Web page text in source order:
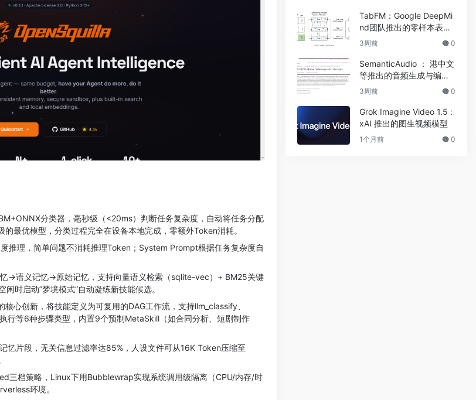
分类器，毫秒级（<20ms）判断任务复杂度，自动将任务分配
最优模型，分类过程完全在设备本地完成，零额外Token消耗。
度推理，简单问题不消耗推理Token；System Prompt根据任务复杂度自
→语义记忆→原始记忆，支持向量语义检索（sqlite-vec）+ BM25关键
时启动”梦境模式”自动凝练新技能候选。
心创新，将技能定义为可复用的DAG工作流，支持llm_classify、
行等6种步骤类型，内置9个预制MetaSkill（如合同分析、短剧制作
忆片段，无关信息过滤率达85%，人设文件可从16K Token压缩至
三档策略，Linux下用Bubblewrap实现系统调用级隔离（CPU/内存/时
环境。
TabFM：Google DeepMi
nd团队推出的零样本表格
基础模型
3周前 0
SemanticAudio ： 港中文
等推出的音频生成与编辑
框架
3周前 0
Grok Imagine Video 1.5 :
xAI 推出的图生视频模型
1个月前 0